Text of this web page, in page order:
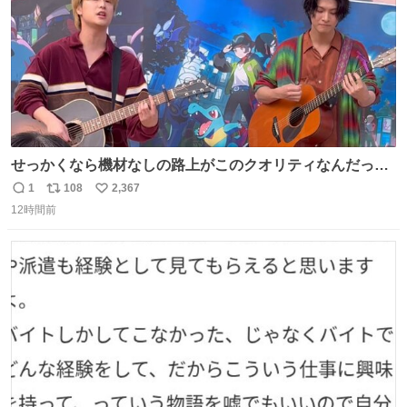
せっかくなら機材なしの路上がこのクオリティなんだって
バレてくれないかな。 「ガラクタ」大好き！
#Sakurashimeji
返
信
1
リ
ポ
ト
数
108
い
数
2,367
12時間前